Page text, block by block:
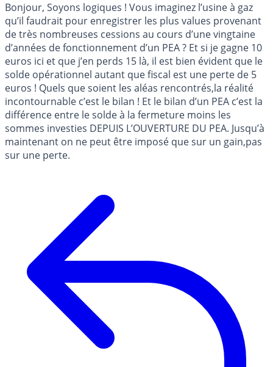
Bonjour, Soyons logiques ! Vous imaginez l’usine à gaz
qu’il faudrait pour enregistrer les plus values provenant
de très nombreuses cessions au cours d’une vingtaine
d’années de fonctionnement d’un PEA ? Et si je gagne 10
euros ici et que j’en perds 15 là, il est bien évident que le
solde opérationnel autant que fiscal est une perte de 5
euros ! Quels que soient les aléas rencontrés,la réalité
incontournable c’est le bilan ! Et le bilan d’un PEA c’est la
différence entre le solde à la fermeture moins les
sommes investies DEPUIS L’OUVERTURE DU PEA. Jusqu’à
maintenant on ne peut être imposé que sur un gain,pas
sur une perte.